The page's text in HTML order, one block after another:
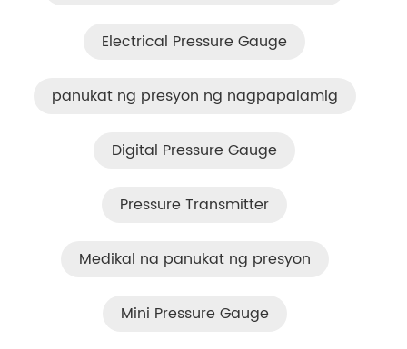
Electrical Pressure Gauge
panukat ng presyon ng nagpapalamig
Digital Pressure Gauge
Pressure Transmitter
Medikal na panukat ng presyon
Mini Pressure Gauge